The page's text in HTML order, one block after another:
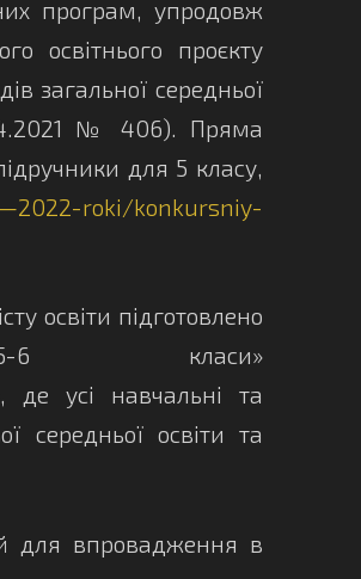
програм, упродовж
освітнього проєкту
загальної середньої
№ 406). Пряма
для 5 класу,
roki/konkursniy-
освіти підготовлено
6 класи»
де усі навчальні та
середньої освіти та
для впровадження в